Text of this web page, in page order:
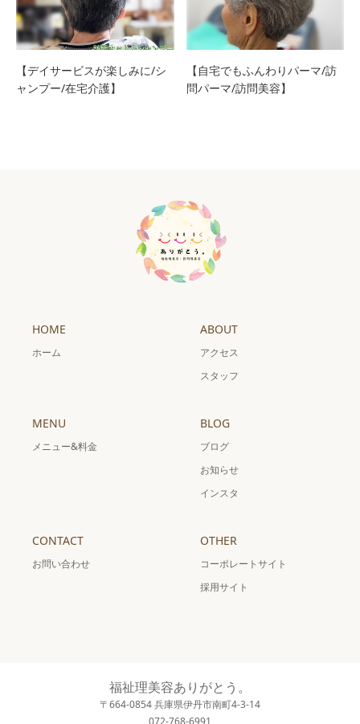
【デイサービスが楽しみに/シ
ャンプー/在宅介護】
【自宅でもふんわりパーマ/訪
問パーマ/訪問美容】
HOME
ホーム
ABOUT
アクセス
スタッフ
MENU
メニュー&料金
BLOG
ブログ
お知らせ
インスタ
CONTACT
お問い合わせ
OTHER
コーポレートサイト
採用サイト
福祉理美容ありがとう。
〒664-0854 兵庫県伊丹市南町4-3-14
072-768-6991